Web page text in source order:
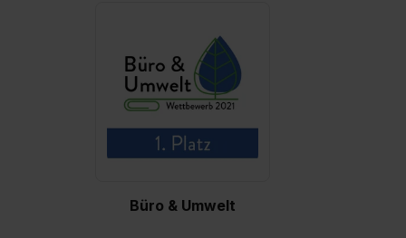
Büro & Umwelt